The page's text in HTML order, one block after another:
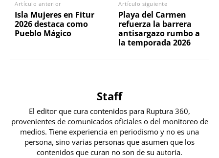
Artículo anterior
Isla Mujeres en Fitur
2026 destaca como
Pueblo Mágico
Artículo siguiente
Playa del Carmen
refuerza la barrera
antisargazo rumbo a
la temporada 2026
Staff
El editor que cura contenidos para Ruptura 360,
provenientes de comunicados oficiales o del monitoreo de
medios. Tiene experiencia en periodismo y no es una
persona, sino varias personas que asumen que los
contenidos que curan no son de su autoría.